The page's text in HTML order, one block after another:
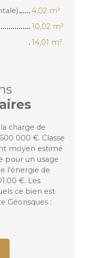
4,02 m²
10,02 m²
14,01 m²
charge de
000 €. Classe
moyen estimé
pour un usage
l'énergie de
€. Les
ce bien est
Géorisques :